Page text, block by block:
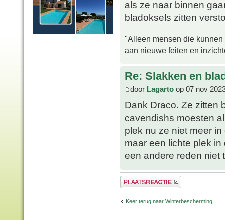
als ze naar binnen
bladoksels zitten
"Alleen mensen die
aan nieuwe feiten en
Re: Slakken en
door Lagarto op 07 nov
Dank Draco. Ze zitten
cavendishs moesten
plek nu ze niet meer
maar een lichte plek
een andere reden niet
Plaats een reactie
Keer terug naar Winterbescherming